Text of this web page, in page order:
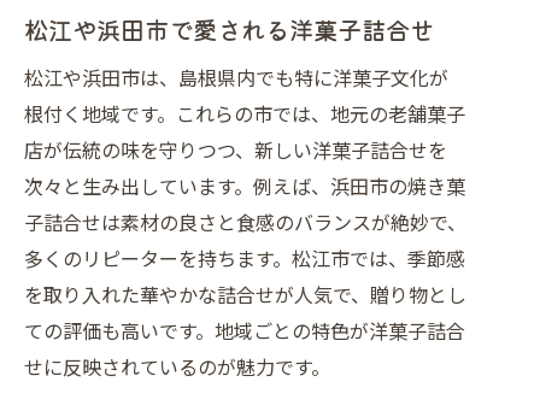
力
洋菓子詰合せで広がる地域の味覚体験
島根県産素材にこだわる洋菓子を厳選
洋菓子詰合せで伝わる地元の食文化
季節限定洋菓子で楽しむ特別なひととき
季節限定の洋菓子詰合せが人気の理由
春夏秋冬の味覚を楽しむ洋菓子詰合せ
島根県ならではの季節限定洋菓子特集
贈り物におすすめの季節限定洋菓子選
松江や浜田市で愛される洋菓子詰合せ
松江や浜田市は、島根県内でも特に洋菓子文化が
根付く地域です。これらの市では、地元の老舗菓子
店が伝統の味を守りつつ、新しい洋菓子詰合せを
次々と生み出しています。例えば、浜田市の焼き菓
子詰合せは素材の良さと食感のバランスが絶妙で、
多くのリピーターを持ちます。松江市では、季節感
を取り入れた華やかな詰合せが人気で、贈り物とし
ての評価も高いです。地域ごとの特色が洋菓子詰合
せに反映されているのが魅力です。